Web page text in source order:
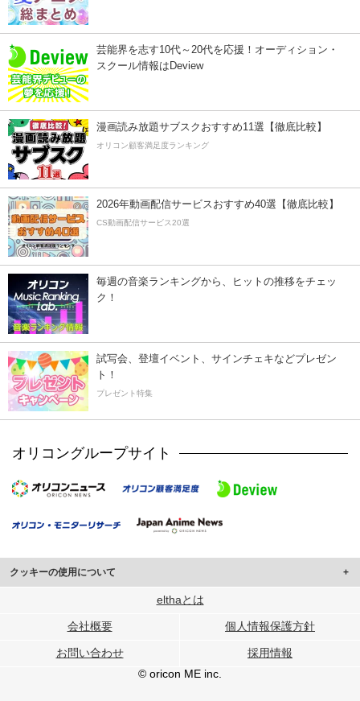
芸能界を志す10代～20代を応援！オーディション・
スクール情報はDeview
漫画読み放題サブスクおすすめ11選【徹底比較】
オリコン顧客満足度ランキング
2026年動画配信サービスおすすめ40選【徹底比較】
CS動画配信サービス20選
毎週の音楽ランキングから、ヒットの推移をチェッ
ク！
試写会、登壇イベント、サインチェキなどプレゼン
ト！
プレゼント特集
オリコングループサイト
クッキーの使用について
このサイトでは Cookie を使用して、ユーザーに合わせたコンテンツや広告の
行っています。
メディアや広告配信、データ解析の各パートナーに提供しています。
各パートナーは、この情報とユーザーが各パートナーに提供した他の情報や、
ユーザーが各パートナーのサービスを使用したときに収集した他の情報を組み
elthaとは
会社概要 個人情報保護方針
お問い合わせ
採用情報
© oricon ME inc.